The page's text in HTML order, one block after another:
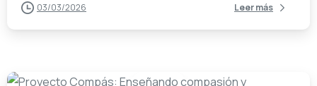
03/03/2026 Leer más